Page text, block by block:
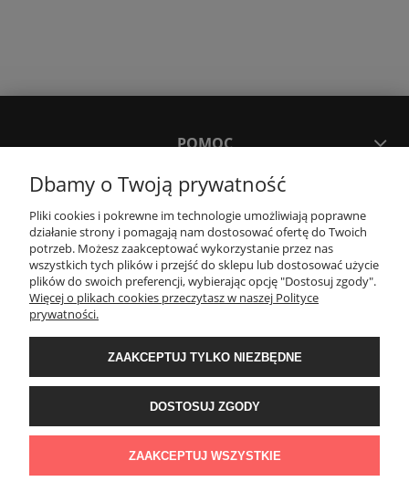
POMOC
MOJE KONTO
PŁATNOŚCI I DOSTAWA
KONTAKT
Wyposażenie łazienek Łazienki.eco | Pawła 23, 41-708 Ruda Śląska | E-mail:
sklep@lazienki.eco | Tel.: 600 012 164 lub 600 012 159 | TGS Przemysław
Stoń | NIP: 6312213594 | REGON: 276403698
Dbamy o Twoją prywatność
Pliki cookies i pokrewne im technologie umożliwiają poprawne
działanie strony i pomagają nam dostosować ofertę do Twoich
potrzeb. Możesz zaakceptować wykorzystanie przez nas
wszystkich tych plików i przejść do sklepu lub dostosować użycie
plików do swoich preferencji, wybierając opcję "Dostosuj zgody".
Więcej o plikach cookies przeczytasz w naszej Polityce
prywatności.
ZAAKCEPTUJ TYLKO NIEZBĘDNE
DOSTOSUJ ZGODY
ZAAKCEPTUJ WSZYSTKIE